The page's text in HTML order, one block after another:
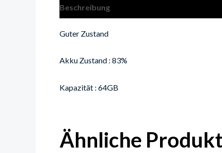
Beschreibung
Guter Zustand
Akku Zustand : 83%
Kapazität : 64GB
Ähnliche